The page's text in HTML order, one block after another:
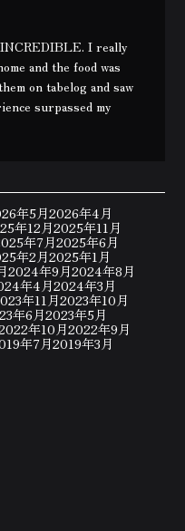
I really
and the food was
on tabelog and saw
surpassed my
年5月2026年4月
年12月2025年11月
年7月2025年6月
年2月2025年1月
2024年9月2024年8月
年4月2024年3月
年11月2023年10月
年6月2023年5月
年10月2022年9月
年7月2019年3月